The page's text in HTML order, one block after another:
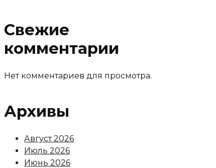
Свежие
комментарии
Нет комментариев для просмотра.
Архивы
Август 2026
Июль 2026
Июнь 2026